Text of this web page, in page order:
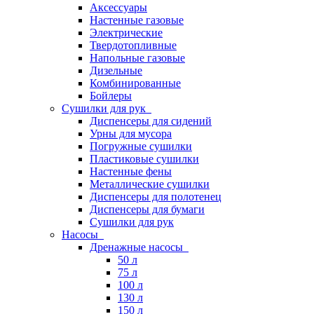
Аксессуары
Настенные газовые
Электрические
Твердотопливные
Напольные газовые
Дизельные
Комбинированные
Бойлеры
Сушилки для рук
Диспенсеры для сидений
Урны для мусора
Погружные сушилки
Пластиковые сушилки
Настенные фены
Металлические сушилки
Диспенсеры для полотенец
Диспенсеры для бумаги
Сушилки для рук
Насосы
Дренажные насосы
50 л
75 л
100 л
130 л
150 л